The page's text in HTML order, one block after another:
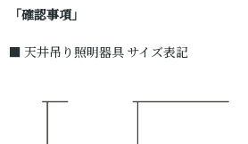
「確認事項」
■ 天井吊り照明器具 サイズ表記